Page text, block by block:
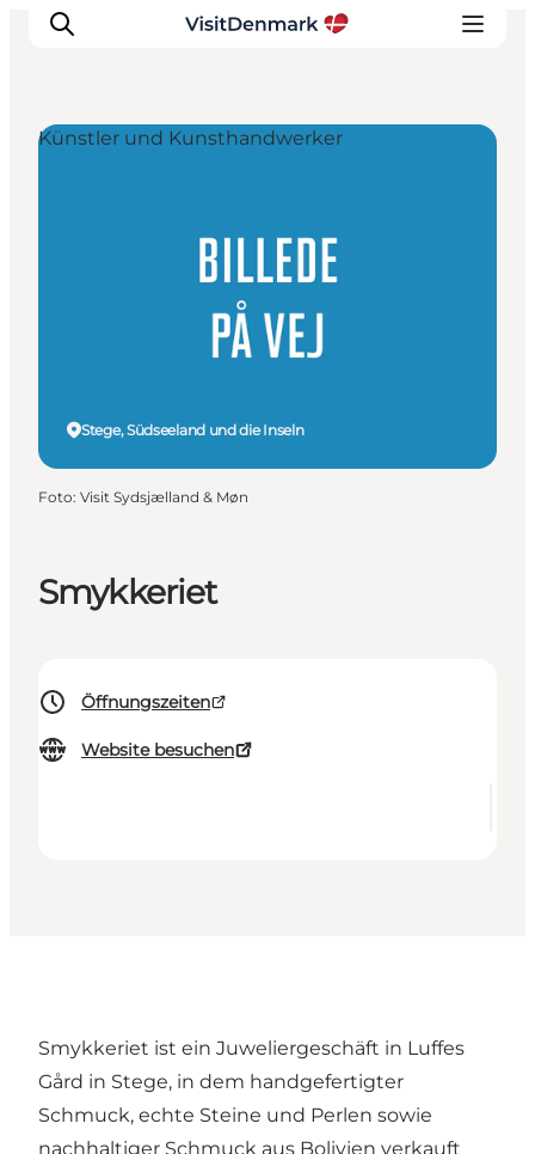
Smykkeriet
Öffnungszeiten
Website besuchen
Stege, Südseeland und die Inseln
Künstler und Kunsthandwerker
Foto: Visit Sydsjælland & Møn
Smykkeriet ist ein Juweliergeschäft in Luffes
Gård in Stege, in dem handgefertigter
Schmuck, echte Steine ​​und Perlen sowie
nachhaltiger Schmuck aus Bolivien verkauft